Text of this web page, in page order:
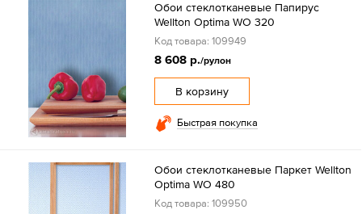
Обои стеклотканевые Папирус
Wellton Optima WO 320
Код товара: 109949
8 608 р./рулон
В корзину
Быстрая покупка
Обои стеклотканевые Паркет Wellton
Optima WO 480
Код товара: 109950